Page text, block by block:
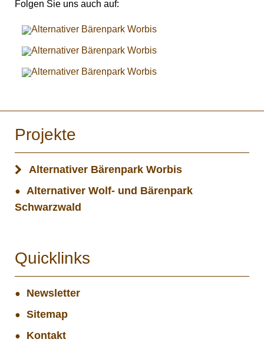
Folgen Sie uns auch auf:
Projekte
Alternativer Bärenpark Worbis
Alternativer Wolf- und Bärenpark
Schwarzwald
Quicklinks
Newsletter
Sitemap
Kontakt